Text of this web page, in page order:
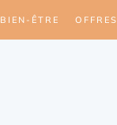
BIEN-ÊTRE OFFRES